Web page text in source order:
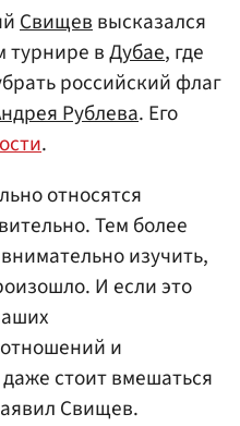
Свищеввысказался
турнире вДубае, где
российский флаг
Рублева. Его
.
относятся
Тем более
изучить,
И если это
и
стоит вмешаться
Свищев.